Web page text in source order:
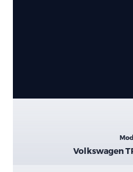
Volkswagen